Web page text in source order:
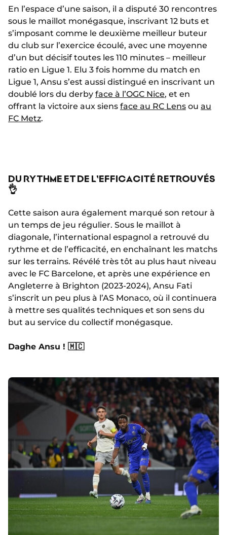
En l’espace d’une saison, il a disputé 30 rencontres
sous le maillot monégasque, inscrivant 12 buts et
s’imposant comme le deuxième meilleur buteur
du club sur l’exercice écoulé, avec une moyenne
d’un but décisif toutes les 110 minutes – meilleur
ratio en Ligue 1. Elu 3 fois homme du match en
Ligue 1, Ansu s’est aussi distingué en inscrivant un
doublé lors du derby face à l’OGC Nice, et en
offrant la victoire aux siens face au RC Lens ou au
FC Metz.
DU RYTHME ET DE L'EFFICACITÉ RETROUVÉS
👌
Cette saison aura également marqué son retour à
un temps de jeu régulier. Sous le maillot à
diagonale, l’international espagnol a retrouvé du
rythme et de l’efficacité, en enchaînant les matchs
sur les terrains. Révélé très tôt au plus haut niveau
avec le FC Barcelone, et après une expérience en
Angleterre à Brighton (2023-2024), Ansu Fati
s’inscrit un peu plus à l’AS Monaco, où il continuera
à mettre ses qualités techniques et son sens du
but au service du collectif monégasque.
Daghe Ansu ! 🇲🇨